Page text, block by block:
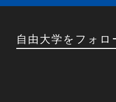
自由大学をフォロ